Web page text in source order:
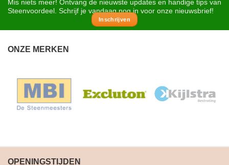
Mis niets meer! Ontvang de nieuwste updates en handige tips van
Steenvoordeel. Schrijf je vandaag nog in voor onze nieuwsbrief!
Inschrijven
ONZE MERKEN
OPENINGSTIJDEN